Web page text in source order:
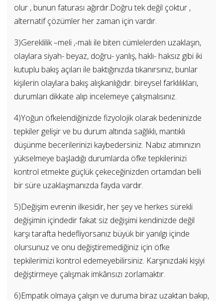
olur , bunun faturası ağırdır.Doğru tek değil çoktur ,
alternatif çözümler her zaman için vardır.
3)Gereklilik –meli ,-malı ile biten cümlelerden uzaklaşın,
olaylara siyah- beyaz, doğru- yanlış, haklı- haksız gibi iki
kutuplu bakış açıları ile baktığınızda tıkanırsınız, bunlar
kişilerin olaylara bakış alışkanlığıdır. bireysel farklılıkları,
durumları dikkate alıp incelemeye çalışmalısınız.
4)Yoğun öfkelendiğinizde fizyolojik olarak bedeninizde
tepkiler gelişir ve bu durum altında sağlıklı, mantıklı
düşünme becerilerinizi kaybedersiniz. Nabız atımınızın
yükselmeye başladığı durumlarda öfke tepkilerinizi
kontrol etmekte güçlük çekeceğinizden ortamdan belli
bir süre uzaklaşmanızda fayda vardır.
5)Değişim evrenin ilkesidir, her şey ve herkes sürekli
değişimin içindedir fakat siz değişimi kendinizde değil
karşı tarafta hedefliyorsanız büyük bir yanılgı içinde
olursunuz ve onu değiştiremediğiniz için öfke
tepkilerimizi kontrol edemeyebilirsiniz. Karşınızdaki kişiyi
değiştirmeye çalışmak imkânsızı zorlamaktır.
6)Empatik olmaya çalışın ve duruma biraz uzaktan bakıp,